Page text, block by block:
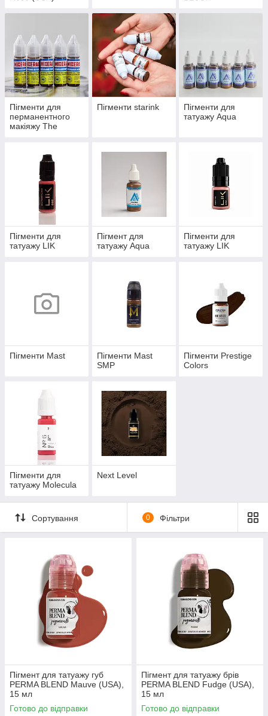
Пігменти для
перманентного
макіяжу The
Пігменти starink
Пігменти для
татуажу Aqua
Пігменти для
татуажу LIK
Пігмент для
татуажу Aqua
Пігменти для
татуажу LIK
Пігменти Mast
Пігменти Mast
SMP
Пігменти Prestige
Colors
Пігменти для
татуажу Molecula
Next Level
Сортування 0 Фільтри
Пігмент для татуажу губ
PERMA BLEND Mauve (USA),
15 мл
Готово до відправки
Пігмент для татуажу брів
PERMA BLEND Fudge (USA),
15 мл
Готово до відправки